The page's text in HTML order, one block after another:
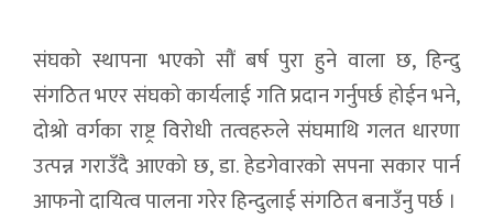
संघको स्थापना भएको सौं बर्ष पुरा हुने वाला छ, हिन्दु
संगठित भएर संघको कार्यलाई गति प्रदान गर्नुपर्छ होईन भने,
दोश्रो वर्गका राष्ट्र विरोधी तत्वहरुले संघमाथि गलत धारणा
उत्पन्न गराउँदै आएको छ, डा. हेडगेवारको सपना सकार पार्न
आफनो दायित्व पालना गरेर हिन्दुलाई संगठित बनाउँनु पर्छ ।